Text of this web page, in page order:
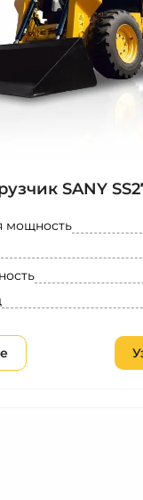
SANY
мощность